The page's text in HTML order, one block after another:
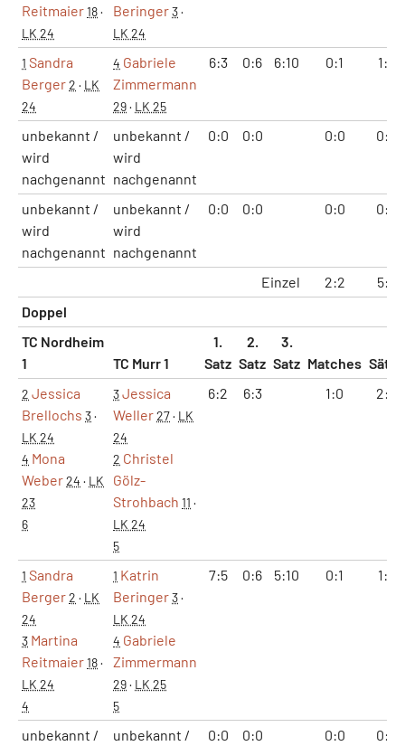
Reitmaier18·
LK 24
Beringer3·
LK 24
1 Sandra
Berger2 · LK
24
4 Gabriele
Zimmermann
29· LK 25
6:3 0:6 6:10 0:1 1:2
unbekannt /
wird
nachgenannt
unbekannt /
wird
nachgenannt
0:0 0:0 0:0 0:0
unbekannt /
wird
nachgenannt
unbekannt /
wird
nachgenannt
0:0 0:0 0:0 0:0
Einzel 2:2
5:4
Doppel
TC Nordheim
1
TC Murr 1
1.
Satz
2.
Satz
3.
Satz Matches Sätze
2 Jessica
Brellochs 3·
LK 24
4 Mona
Weber24 · LK
23
6
3Jessica
Weller27· LK
24
2 Christel
Gölz-
Strohbach 11 ·
LK 24
5
6:2 6:3 1:0 2:0
1 Sandra
Berger2 · LK
24
3 Martina
Reitmaier18·
LK 24
4
1 Katrin
Beringer3·
LK 24
4 Gabriele
Zimmermann
29· LK 25
5
7:5 0:6 5:10 0:1 1:2
unbekannt /
unbekannt /
0:0 0:0 0:0 0:0